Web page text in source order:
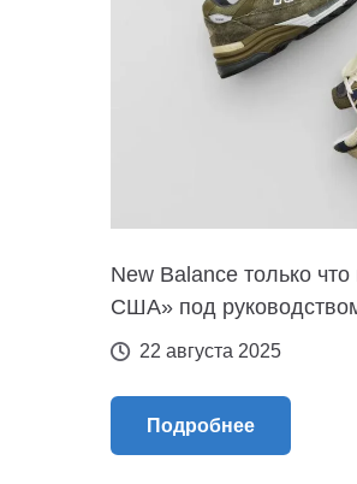
New Balance только
США» под
22 августа 2025
Подробнее